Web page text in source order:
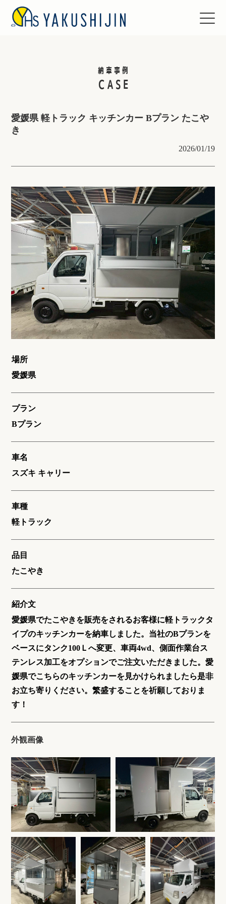
納車事例
CASE
愛媛県 軽トラック キッチンカー Bプラン たこや
き
2026/01/19
場所
愛媛県
プラン
Bプラン
車名
スズキ キャリー
車種
軽トラック
品目
たこやき
紹介文
愛媛県でたこやきを販売をされるお客様に軽トラックタ
イプのキッチンカーを納車しました。当社のBプランを
ベースにタンク100Ｌへ変更、車両4wd、側面作業台ス
テンレス加工をオプションでご注文いただきました。愛
媛県でこちらのキッチンカーを見かけられましたら是非
お立ち寄りください。繁盛することを祈願しておりま
す！
外観画像